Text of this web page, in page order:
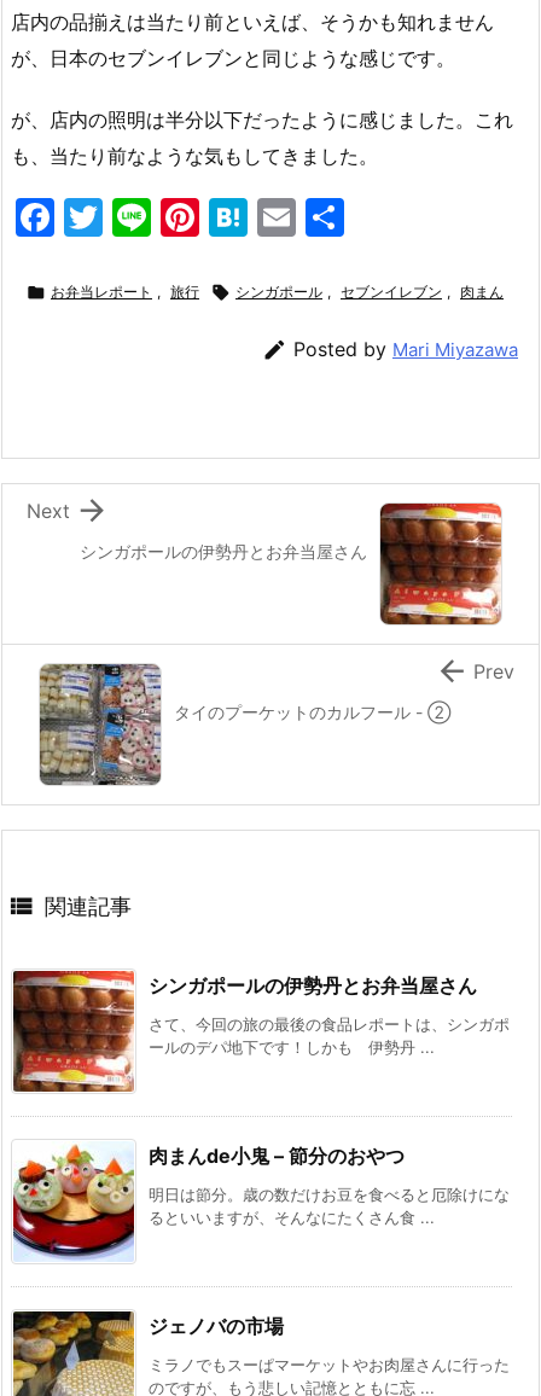
店内の品揃えは当たり前といえば、そうかも知れません
が、日本のセブンイレブンと同じような感じです。
が、店内の照明は半分以下だったように感じました。これ
も、当たり前なような気もしてきました。
F
c
o
k
T
itt
Li
e
Pi
er
H
e
a
E
ai
l
 お弁当レポート , 旅行  シンガポール , セブンイレブン , 肉まん
 Posted by Mari Miyazawa
シンガポールの伊勢丹とお弁当屋さん

Next
タイのプーケットのカルフール - ②
 Prev
 関連記事
シンガポールの伊勢丹とお弁当屋さん
さて、今回の旅の最後の食品レポートは、シンガポ
ールのデパ地下です！しかも 伊勢丹 ...
肉まんde小鬼 – 節分のおやつ
明日は節分。歳の数だけお豆を食べると厄除けにな
るといいますが、そんなにたくさん食 ...
ジェノバの市場
ミラノでもスーぱマーケットやお肉屋さんに行った
のですが、もう悲しい記憶とともに忘 ...